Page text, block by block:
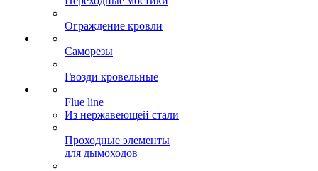
Ограждение кровли
Саморезы
Гвозди кровельные
Flue line
Из нержавеющей стали
Проходные элементы
для дымоходов